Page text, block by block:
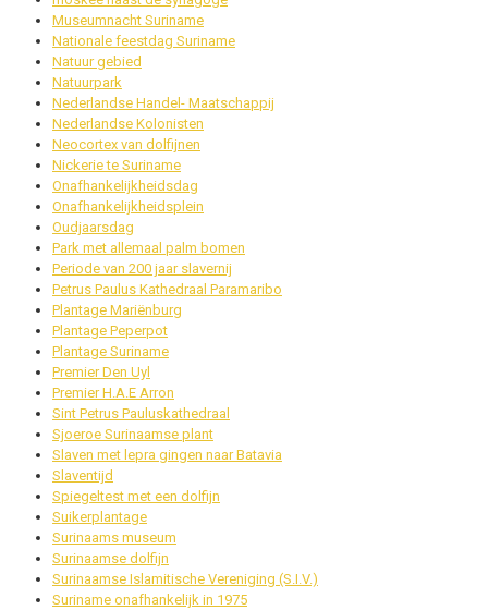
Museumnacht Suriname
Nationale feestdag Suriname
Natuur gebied
Natuurpark
Nederlandse Handel- Maatschappij
Nederlandse Kolonisten
Neocortex van dolfijnen
Nickerie te Suriname
Onafhankelijkheidsdag
Onafhankelijkheidsplein
Oudjaarsdag
Park met allemaal palm bomen
Periode van 200 jaar slavernij
Petrus Paulus Kathedraal Paramaribo
Plantage Mariënburg
Plantage Peperpot
Plantage Suriname
Premier Den Uyl
Premier H.A.E Arron
Sint Petrus Pauluskathedraal
Sjoeroe Surinaamse plant
Slaven met lepra gingen naar Batavia
Slaventijd
Spiegeltest met een dolfijn
Suikerplantage
Surinaams museum
Surinaamse dolfijn
Surinaamse Islamitische Vereniging (S.I.V.)
Suriname onafhankelijk in 1975